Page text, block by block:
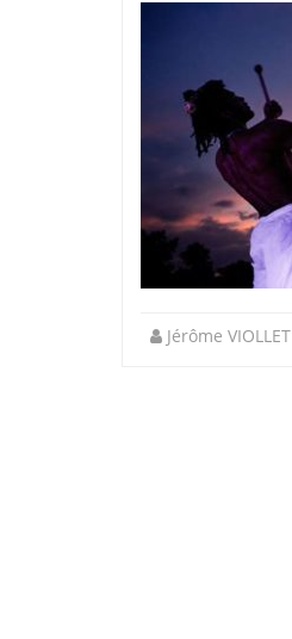
Jérôme VIOLLET